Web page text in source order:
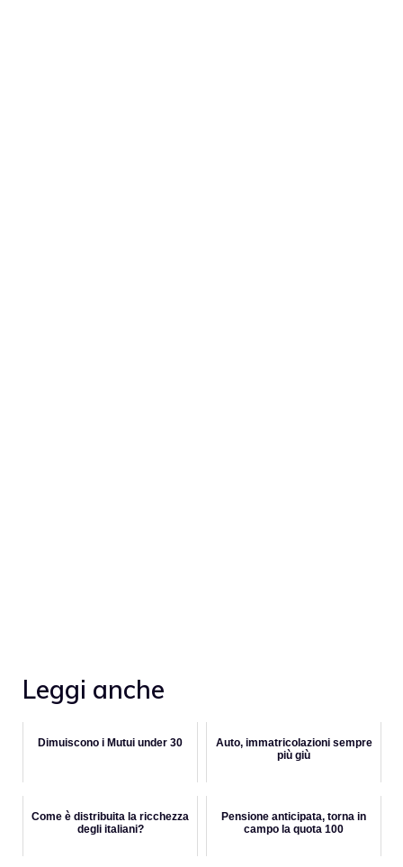
Leggi anche
Dimuiscono i Mutui under 30
Auto, immatricolazioni sempre
più giù
Come è distribuita la ricchezza
degli italiani?
Pensione anticipata, torna in
campo la quota 100